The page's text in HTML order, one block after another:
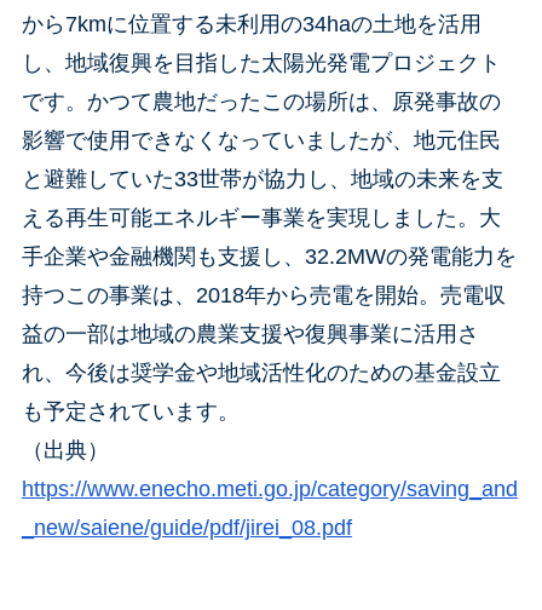
から7kmに位置する未利用の34haの土地を活用
し、地域復興を目指した太陽光発電プロジェクト
です。かつて農地だったこの場所は、原発事故の
影響で使用できなくなっていましたが、地元住民
と避難していた33世帯が協力し、地域の未来を支
える再生可能エネルギー事業を実現しました。大
手企業や金融機関も支援し、32.2MWの発電能力を
持つこの事業は、2018年から売電を開始。売電収
益の一部は地域の農業支援や復興事業に活用さ
れ、今後は奨学金や地域活性化のための基金設立
も予定されています。
（出典）
https://www.enecho.meti.go.jp/category/saving_and
_new/saiene/guide/pdf/jirei_08.pdf